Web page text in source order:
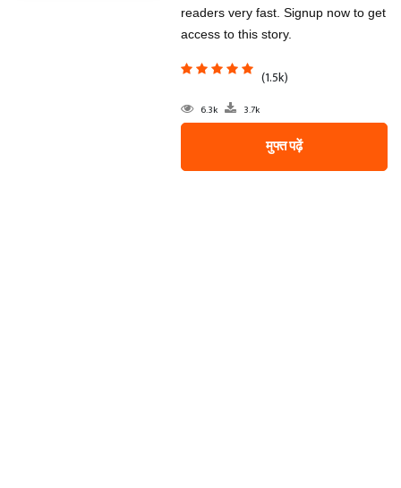
readers very fast. Signup now to get
access to this story.
(1.5k)
6.3k 3.7k
मुफ्त पढ़ें